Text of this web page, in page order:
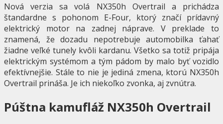
Nová verzia sa volá NX350h Overtrail a prichádza
štandardne s pohonom E-Four, ktorý značí prídavný
elektrický motor na zadnej náprave. V preklade to
znamená, že dozadu nepotrebuje automobilka ťahať
žiadne veľké tunely kvôli kardanu. Všetko sa totiž pripája
elektrickým systémom a tým pádom by malo byť vozidlo
efektívnejšie. Stále to nie je jediná zmena, ktorú NX350h
Overtrail prináša. Je ich niekoľko zvonka, aj zvnútra.
Púštna kamufláž NX350h Overtrail